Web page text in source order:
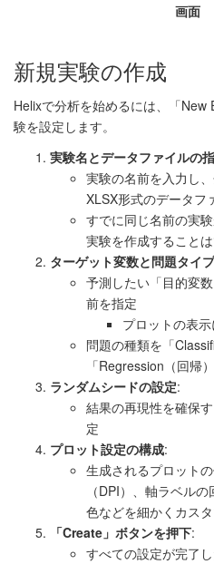
画面
新規実験の作成
Helixで分析を始めるには、「
験を設定します。
実験名とデータファイルの
実験の名前を入力し
XLSX形式のデータフ
すでに同じ名前の実
実験を作成すること
ターゲット変数と問題タイ
予測したい「目的変
前を指定
プロットの表
問題の種類を「
「Regression（回帰
ランダムシードの設定:
結果の再現性を確保
定
プロット設定の構成:
生成されるプロット
（DPI）、軸ラベル
色などを細かくカス
「Create」ボタンを押下:
すべての設定が完了